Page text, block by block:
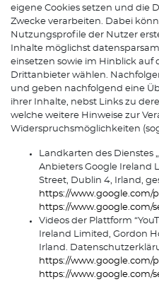
eigene Cookies setzen und die
Zwecke verarbeiten. Dabei
Nutzungsprofile der Nutzer
Inhalte möglichst
einsetzen sowie im Hinblick auf
Drittanbieter wählen.
und geben nachfolgend eine
ihrer Inhalte, nebst Links zu
welche weitere Hinweise zur
Widerspruchsmöglichkeiten
Landkarten des Dienstes
Anbieters Google Ireland
Street, Dublin 4, Irland,
https://www.google.com/
https://www.google.com/
Videos der Plattform
Ireland Limited, Gordon
Irland.
https://www.google.com/
https://www.google.com/